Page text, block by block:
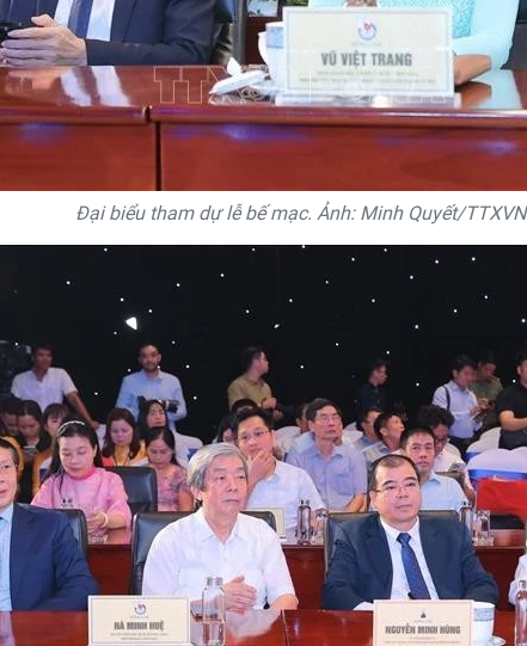
Đại biểu tham dự lễ bế mạc. Ảnh: Minh Quyết/TTXVN